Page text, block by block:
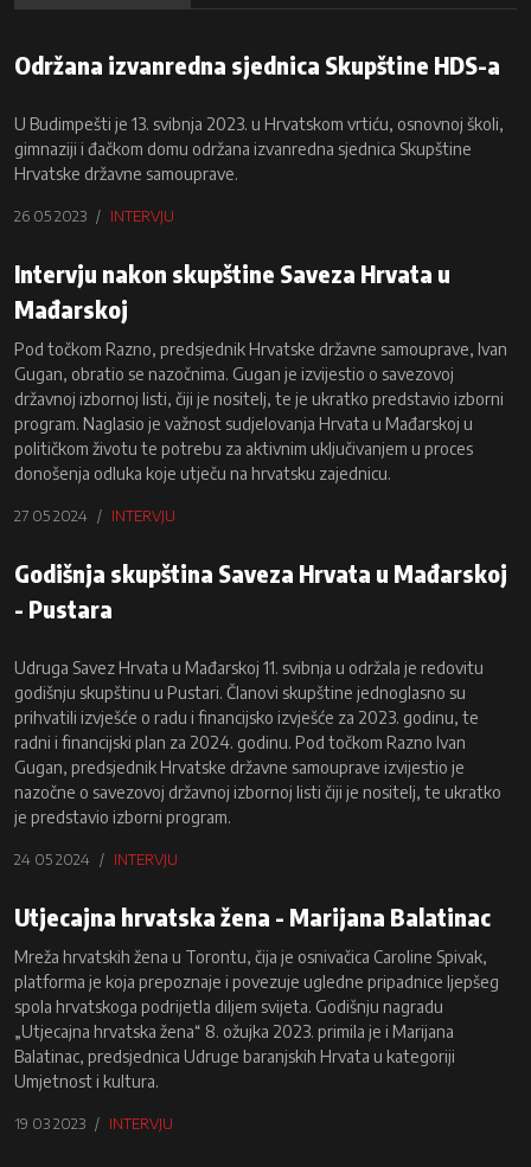
Održana izvanredna sjednica Skupštine HDS-a
U Budimpešti je 13. svibnja 2023. u Hrvatskom vrtiću, osnovnoj školi,
gimnaziji i đačkom domu održana izvanredna sjednica Skupštine
Hrvatske državne samouprave.
26 05 2023 INTERVJU
Intervju nakon skupštine Saveza Hrvata u
Mađarskoj
Pod točkom Razno, predsjednik Hrvatske državne samouprave, Ivan
Gugan, obratio se nazočnima. Gugan je izvijestio o savezovoj
državnoj izbornoj listi, čiji je nositelj, te je ukratko predstavio izborni
program. Naglasio je važnost sudjelovanja Hrvata u Mađarskoj u
političkom životu te potrebu za aktivnim uključivanjem u proces
donošenja odluka koje utječu na hrvatsku zajednicu.
27 05 2024 INTERVJU
Godišnja skupština Saveza Hrvata u Mađarskoj
- Pustara
Udruga Savez Hrvata u Mađarskoj 11. svibnja u održala je redovitu
godišnju skupštinu u Pustari. Članovi skupštine jednoglasno su
prihvatili izvješće o radu i financijsko izvješće za 2023. godinu, te
radni i financijski plan za 2024. godinu. Pod točkom Razno Ivan
Gugan, predsjednik Hrvatske državne samouprave izvijestio je
nazočne o savezovoj državnoj izbornoj listi čiji je nositelj, te ukratko
je predstavio izborni program.
24 05 2024 INTERVJU
Utjecajna hrvatska žena - Marijana Balatinac
Mreža hrvatskih žena u Torontu, čija je osnivačica Caroline Spivak,
platforma je koja prepoznaje i povezuje ugledne pripadnice ljepšeg
spola hrvatskoga podrijetla diljem svijeta. Godišnju nagradu
„Utjecajna hrvatska žena“ 8. ožujka 2023. primila je i Marijana
Balatinac, predsjednica Udruge baranjskih Hrvata u kategoriji
Umjetnost i kultura.
19 03 2023 INTERVJU